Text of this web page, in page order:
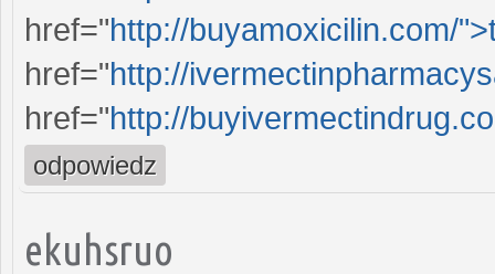
href="http://buyamoxicilin.com/
href="http://
href="http://
odpowiedz
ekuhsruo